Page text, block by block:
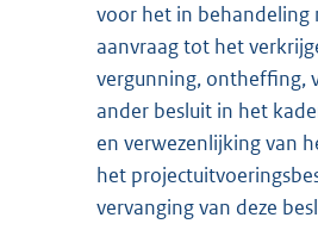
voor het in behandeling
aanvraag tot het
vergunning, ontheffing,
ander besluit in het
en verwezenlijking van
het
vervanging van deze